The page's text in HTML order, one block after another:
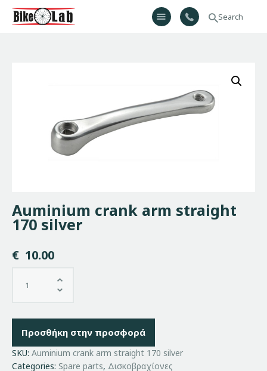
Bikelab
Υπηρεσίες
Gallery
Auminium crank arm straight
170 silver
€ 10.00
Προσθήκη στην προσφορά
SKU: Auminium crank arm straight 170 silver
Categories: Spare parts, Δισκοβραχίονες